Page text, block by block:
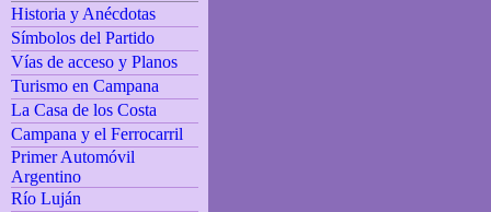
Historia y Anécdotas
Símbolos del Partido
Vías de acceso y Planos
Turismo en Campana
La Casa de los Costa
Campana y el Ferrocarril
Primer Automóvil
Argentino
Río Luján